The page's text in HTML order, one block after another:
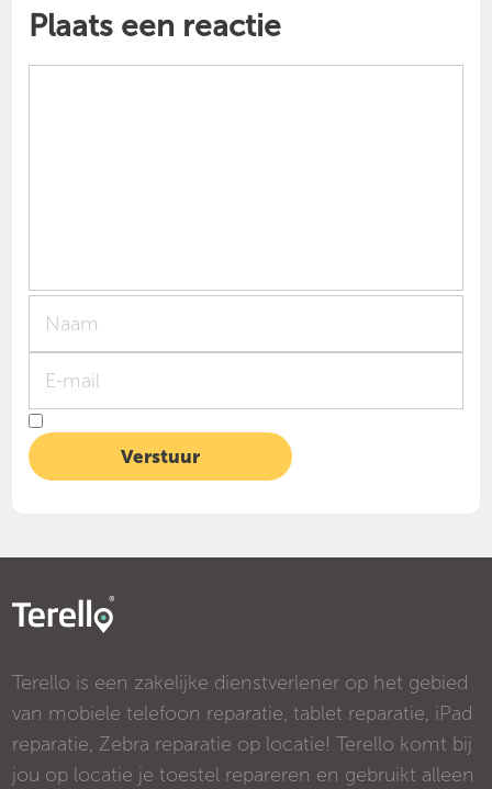
Plaats een reactie
Terello is een zakelijke dienstverlener op het gebied
van mobiele telefoon reparatie, tablet reparatie, iPad
reparatie, Zebra reparatie op locatie! Terello komt bij
jou op locatie je toestel repareren en gebruikt alleen